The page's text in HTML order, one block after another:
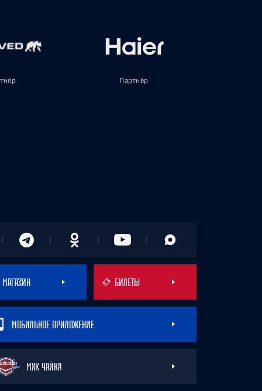
Партнёр
МАГАЗИН БИЛЕТЫ
МОБИЛЬНОЕ ПРИЛОЖЕНИЕ
МХК ЧАЙКА